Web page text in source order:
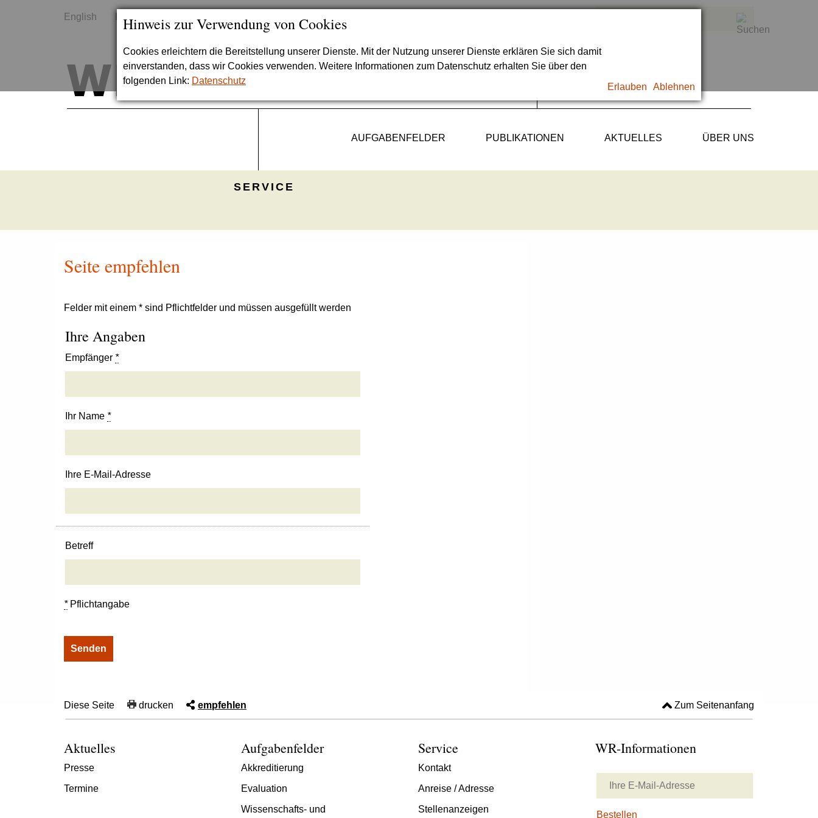
Hinweis zur Verwendung von Cookies
Cookies erleichtern die Bereitstellung unserer Dienste. Mit der Nutzung unserer Dienste erklären Sie sich damit
einverstanden, dass wir Cookies verwenden. Weitere Informationen zum Datenschutz erhalten Sie über den
folgenden Link: Datenschutz
Erlauben Ablehnen
English
AUFGABENFELDER PUBLIKATIONEN AKTUELLES ÜBER UNS
SERVICE
Seite empfehlen
Felder mit einem * sind Pflichtfelder und müssen ausgefüllt werden
Ihre Angaben
Empfänger *
Ihr Name *
Ihre E-Mail-Adresse
Betreff
*Pflichtangabe
Diese Seite drucken empfehlen Zum Seitenanfang
Aktuelles
Presse
Termine
Aufgabenfelder
Akkreditierung
Evaluation
Wissenschafts- und
Service
Kontakt
Anreise / Adresse
Stellenanzeigen
WR-Informationen